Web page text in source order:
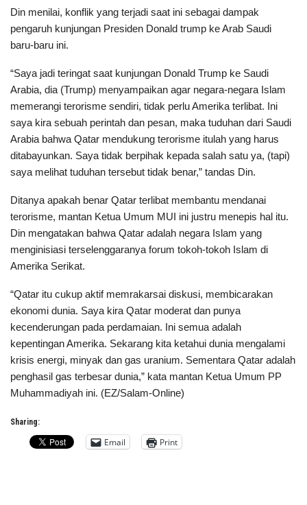
Din menilai, konflik yang terjadi saat ini sebagai dampak
pengaruh kunjungan Presiden Donald trump ke Arab Saudi
baru-baru ini.
“Saya jadi teringat saat kunjungan Donald Trump ke Saudi
Arabia, dia (Trump) menyampaikan agar negara-negara Islam
memerangi terorisme sendiri, tidak perlu Amerika terlibat. Ini
saya kira sebuah perintah dan pesan, maka tuduhan dari Saudi
Arabia bahwa Qatar mendukung terorisme itulah yang harus
ditabayunkan. Saya tidak berpihak kepada salah satu ya, (tapi)
saya melihat tuduhan tersebut tidak benar,” tandas Din.
Ditanya apakah benar Qatar terlibat membantu mendanai
terorisme, mantan Ketua Umum MUI ini justru menepis hal itu.
Din mengatakan bahwa Qatar adalah negara Islam yang
menginisiasi terselenggaranya forum tokoh-tokoh Islam di
Amerika Serikat.
“Qatar itu cukup aktif memrakarsai diskusi, membicarakan
ekonomi dunia. Saya kira Qatar moderat dan punya
kecenderungan pada perdamaian. Ini semua adalah
kepentingan Amerika. Sekarang kita ketahui dunia mengalami
krisis energi, minyak dan gas uranium. Sementara Qatar adalah
penghasil gas terbesar dunia,” kata mantan Ketua Umum PP
Muhammadiyah ini. (EZ/Salam-Online)
Sharing:
Email Print